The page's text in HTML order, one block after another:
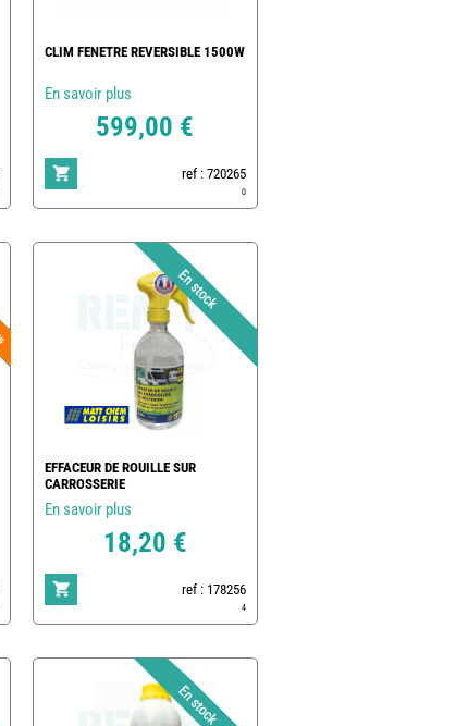
CLIM FENETRE REVERSIBLE 1500W
En savoir plus
599,00 €
ref : 720265
0
EFFACEUR DE ROUILLE SUR
CARROSSERIE
En savoir plus
18,20 €
ref : 178256
4